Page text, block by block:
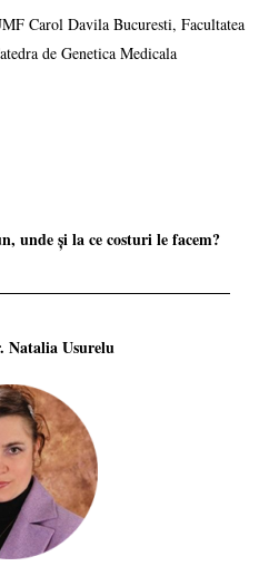
Carol Davila Bucuresti, Facultatea
de Genetica Medicala
unde și la ce costuri le facem?
Natalia Usurelu